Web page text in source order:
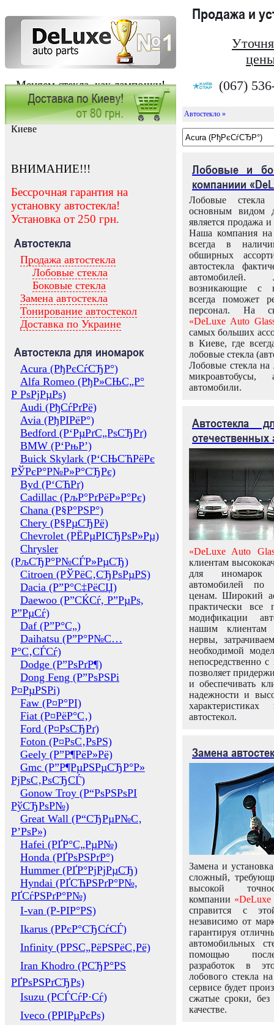
Меняем стекла, как лампочки!
Продажа и
(067)
Заказать установку автостекла в
Киеве
ВНИМАНИЕ!!!
Бессрочная гарантия на
установку автостекла!
Установка от 250 грн.
Автостекла
Продажа автостекла
Лобовые стекла
Боковые стекла
Замена автостекла
Тонирование автостекол
Доставка по Украине
Автостекла для иномарок
Acura (РђРєСѓСЂР°)
Alfa Romeo (РђР»СЊС„Р°
Р РѕРјРµРѕ)
Audi (РђСѓРґРё)
Avia (РђРІРёР°)
Bedford (Р‘РµРґС„РѕСЂРґ)
BMW (Р‘РњР’)
Buick Skylark (Р‘СЊСЋРёРє
РЎРєР°Р№Р»Р°СЂРє)
Byd (Р‘СЋРґ)
Cadillac (РљР°РґРёР»Р°Рє)
Chana (Р§Р°РЅР°)
Chery (Р§РµСЂРё)
Chevrolet (РЁРµРІСЂРѕР»Рµ)
Chrysler
(РљСЂР°Р№СЃР»РµСЂ)
Citroen (РЎРёС‚СЂРѕРµРЅ)
Dacia (Р”Р°С‡РёСЏ)
Daewoo (Р”СЌСѓ, Р”РµРѕ,
Р”РµСѓ)
Daf (Р”Р°С„)
Daihatsu (Р”Р°Р№С…
Р°С‚СЃСѓ)
Dodge (Р”РѕРґР¶)
Dong Feng (Р”РѕРЅРі
Р¤РµРЅРі)
Faw (Р¤Р°РІ)
Fiat (Р¤РёР°С‚)
Ford (Р¤РѕСЂРґ)
Foton (Р¤РѕС‚РѕРЅ)
Geely (Р”Р¶РёР»Рё)
Gmc (Р”Р¶РµРЅРµСЂР°Р»
РјРѕС‚РѕСЂСЃ)
Gonow Troy (Р“РѕРЅРѕРІ
РўСЂРѕР№)
Great Wall (Р“СЂРµР№С‚
Р’РѕР»)
Hafei (РҐР°С„РµР№)
Honda (РҐРѕРЅРґР°)
Hummer (РҐР°РјРјРµСЂ)
Hyndai (РҐСЋРЅРґР°Р№,
РҐСѓРЅРґР°Р№)
I-van (Р-РІР°РЅ)
Ikarus (РРєР°СЂСѓСЃ)
Infinity (РРЅС„РёРЅРёС‚Рё)
Iran Khodro (РСЂР°РЅ
РҐРѕРЅРґСЂРѕ)
Isuzu (РСЃСѓР·Сѓ)
Iveco (РРІРµРєРѕ)
Автостекло »
Лобовые и
компаниии
Лобовые
основным видом
является продажа и
Наша компания на
всегда в
обширных
автостекла
возникающие с
всегда поможет
персонал. На
«DeLuxe Auto
самых больших
в Киеве, где
лобовые стекла
Лобовые стекла на
микроавтобусы,
автомобили.
Автостекла
отечественных
«DeLuxe Auto
клиентам
для иномарок
автомобилей
ценам. Широкий
практически все
модификации
нашим клиентам
нервы,
необходимой
непосредственно
позволяет
и обеспечивать
надежности и
автостекол.
Замена
Замена и
сложный,
высокой
компании «DeLuxe
справится с
независимо от
гарантируя
автомобильных
помощью
разработок в
лобового стекла
сервисе будет
сжатые сроки,
качестве.